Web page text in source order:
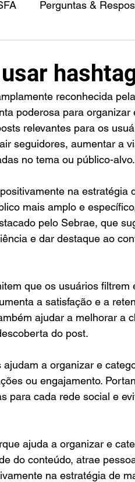
Perguntas &
poderosa para organizar
relevantes para os
seguidores, aumentar a
no tema ou público-alvo.
na estratégia
mais amplo e
pelo Sebrae, que
e dar destaque ao
que os usuários filtrem
a satisfação e a
ajudar a melhorar a
do post.
a organizar e
ou engajamento.
para cada rede social e
ajuda a organizar e
do conteúdo, atrae
na estratégia de